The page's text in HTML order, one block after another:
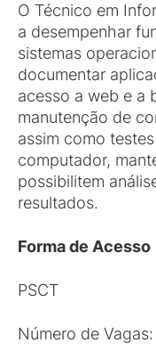
O Técnico em
a desempenhar
sistemas
documentar
acesso a web e a
manutenção de
assim como
computador,
possibilitem
resultados.
Forma de Acesso
PSCT
Número de